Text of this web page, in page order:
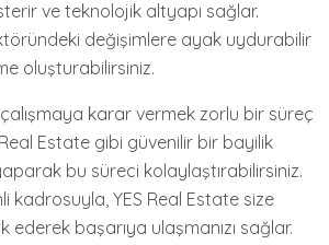
ve teknolojik altyapı sağlar.
değişimlere ayak uydurabilir
oluşturabilirsiniz.
karar vermek zorlu bir süreç
Estate gibi güvenilir bir bayilik
bu süreci kolaylaştırabilirsiniz.
kadrosuyla, YES Real Estate size
ederek başarıya ulaşmanızı sağlar.